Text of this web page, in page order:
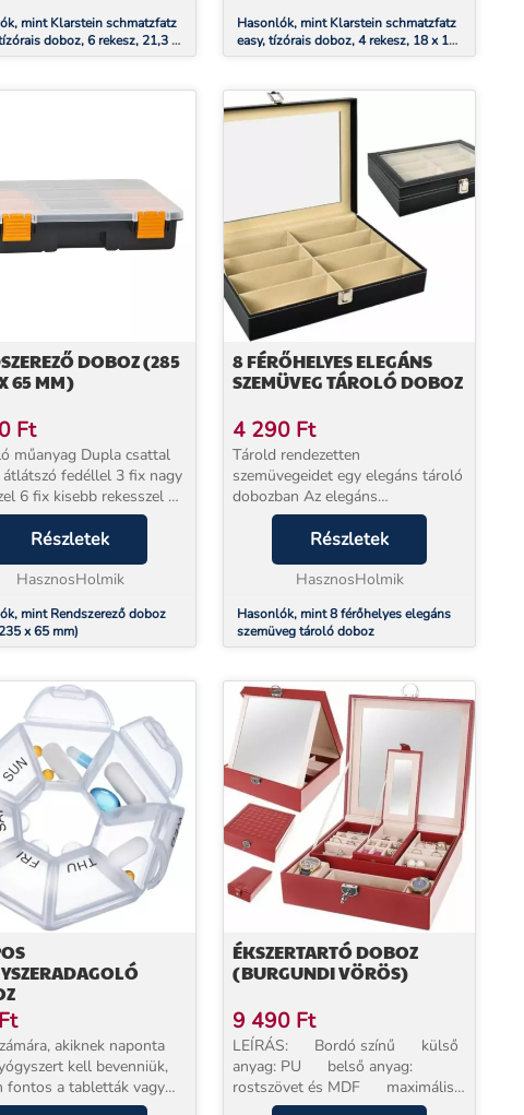
mint Klarstein schmatzfatz
doboz, 6 rekesz, 21,3 x
cm (SZ x M x M)
Hasonlók, mint Klarstein schmatzfatz
easy, tízórais doboz, 4 rekesz, 18 x 15
x 5 cm (SZ x M x M)
DOBOZ (285
65 MM)
Ft
műanyag Dupla csattal
átlátszó fedéllel 3 fix nagy
6 fix kisebb rekesszel 2
több rekeszes tároló
Méret:: 285 x
mm...
Részletek
HasznosHolmik
mint Rendszerező doboz
x 65 mm)
8 FÉRŐHELYES ELEGÁNS
SZEMÜVEG TÁROLÓ DOBOZ
4 290 Ft
Tárold rendezetten
szemüvegeidet egy elegáns tároló
dobozban Az elegáns
megjelenésről a fekete
ökobőrkülső gondoskodik fehér
varrással Belseje rendkívül puha
anyaggal bélelt, hogy s...
Részletek
HasznosHolmik
Hasonlók, mint 8 férőhelyes elegáns
szemüveg tároló doboz
Ft
akiknek naponta
kell bevenniük,
fontos a tabletták vagy
egyetlen és száraz
ÉKSZERTARTÓ DOBOZ
(BURGUNDI VÖRÖS)
9 490 Ft
LEÍRÁS: Bordó színű külső
anyag: PU belső anyag:
rostszövet és MDF maximális
méretek (hossz / szélesség /